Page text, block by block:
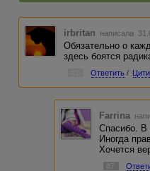
irbritan написала
Обязательно о
здесь боятся
Ответить /
Farrina
Спасибо. В
Иногда
Хочется
#7